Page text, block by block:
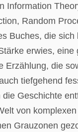
Information
Random
Buches, die sich
erwies, eine
Erzählung, die
tiefgehend
Geschichte
von
Grauzonen